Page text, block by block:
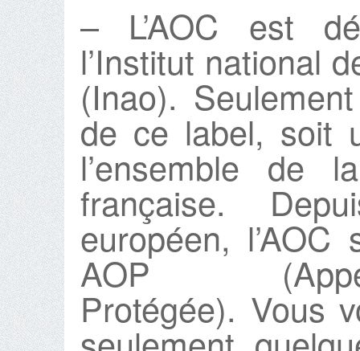
– L’AOC est
l’Institut national
(Inao).
de ce label, soit
l’ensemble de
française.
européen,
AOP
Protégée). Vous